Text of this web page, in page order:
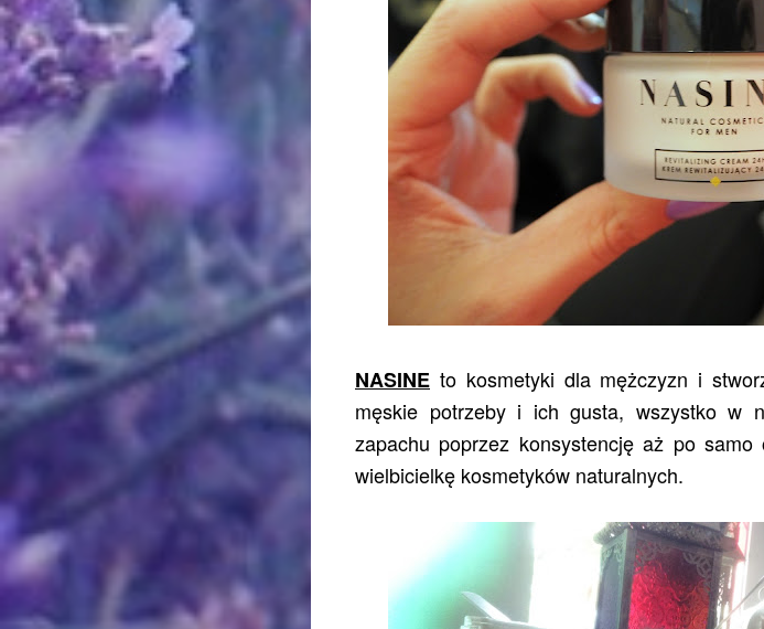
NASINE to kosmetyki dla mężczyzn i
męskie potrzeby i ich gusta, wszystko w
zapachu poprzez konsystencję aż po
wielbicielkę kosmetyków naturalnych.